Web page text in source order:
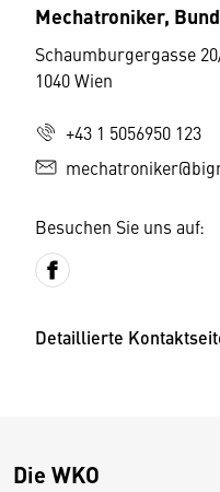
Mechatroniker,
Schaumburgergasse
1040 Wien
+43 1 5056950 123
Besuchen Sie uns auf:
Detaillierte
Die WKO